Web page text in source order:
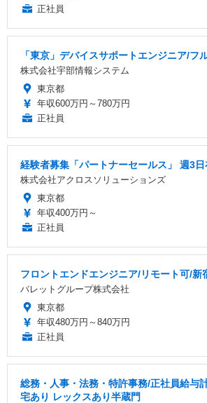
正社員
「東京」デバイスサポートエンジニア/フ
株式会社宇部情報システム
東京都
年収600万円～780万円
正社員
経験者募集「パートナーセールス」 週3
株式会社アクロスソリューションズ
東京都
年収400万円～
正社員
フロントエンドエンジニア/リモート可/新
バレットグループ株式会社
東京都
年収480万円～840万円
正社員
総務・人事・法務・特許事務/正社員給与
宅あり レックスあり半蔵門